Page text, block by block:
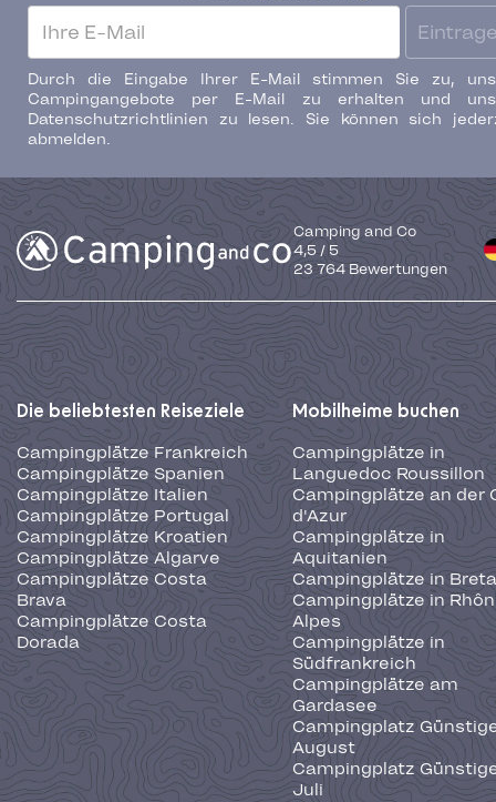
Durch die Eingabe Ihrer E-Mail stimmen Sie zu,
Campingangebote per E-Mail zu erhalten und
Datenschutzrichtlinien zu lesen. Sie können sich
abmelden.
Camping and Co
4,5 / 5
23 764Bewertungen
Die beliebtesten Reiseziele
Campingplätze Frankreich
Campingplätze Spanien
Campingplätze Italien
Campingplätze Portugal
Campingplätze Kroatien
Campingplätze Algarve
Campingplätze Costa
Brava
Campingplätze Costa
Dorada
Mobilheime buchen
Campingplätze in
Languedoc Roussillon
Campingplätze an der
d'Azur
Campingplätze in
Aquitanien
Campingplätze in
Campingplätze in
Alpes
Campingplätze in
Südfrankreich
Campingplätze am
Gardasee
Campingplatz
August
Campingplatz
Juli